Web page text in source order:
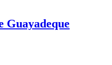
Guayadeque